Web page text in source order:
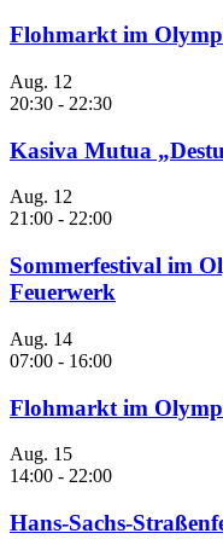
Flohmarkt im
Aug. 12
20:30 - 22:30
Kasiva Mutua
Aug. 12
21:00 - 22:00
Sommerfestival im
Feuerwerk
Aug. 14
07:00 - 16:00
Flohmarkt im
Aug. 15
14:00 - 22:00
Hans-Sachs-